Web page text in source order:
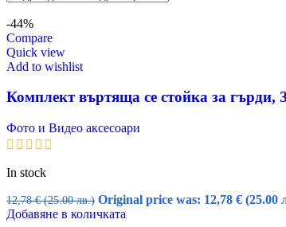
-44%
Compare
Quick view
Add to wishlist
Комплект въртяща се стойка за
Фото и Видео аксесоари
In stock
12,78€ (25.00 лв.) Original price was: 12,78 € (25.00
Добавяне в количката